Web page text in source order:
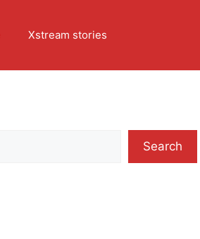
Xstream stories
Search